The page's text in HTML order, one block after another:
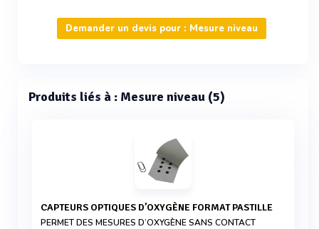
Demander un devis pour : Mesure niveau
Produits liés à : Mesure niveau (5)
CAPTEURS OPTIQUES D’OXYGÈNE FORMAT PASTILLE
PERMET DES MESURES D’OXYGÈNE SANS CONTACT